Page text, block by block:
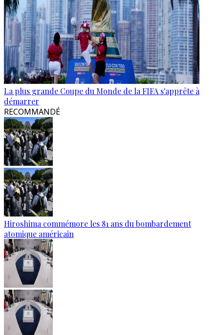
La plus grande Coupe du Monde de la FIFA s'apprête à
démarrer
RECOMMANDÉ
Hiroshima commémore les 81 ans du bombardement
atomique américain